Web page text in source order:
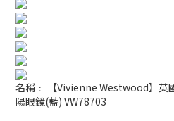
名稱﹕ 【Vivienne Westwood】英
陽眼鏡(藍) VW78703